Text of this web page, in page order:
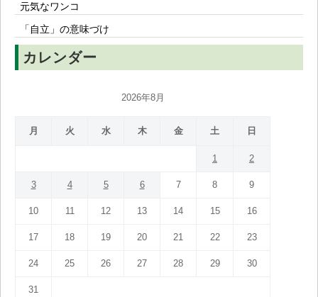
元気なワンコ
「自立」の意味づけ
カレンダー
2026年8月
月 火 水 木 金 土 日
1 2
3 4 5 6 7 8 9
10 11 12 13 14 15 16
17 18 19 20 21 22 23
24 25 26 27 28 29 30
31